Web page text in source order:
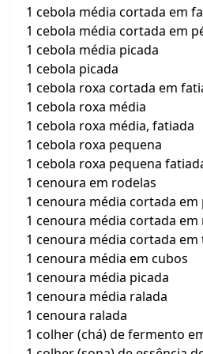
1 cebola média cortada em
1 cebola média cortada em
1 cebola média picada
1 cebola picada
1 cebola roxa cortada em
1 cebola roxa média
1 cebola roxa média, fatiada
1 cebola roxa pequena
1 cebola roxa pequena
1 cenoura em rodelas
1 cenoura média cortada em
1 cenoura média cortada em
1 cenoura média cortada em
1 cenoura média em cubos
1 cenoura média picada
1 cenoura média ralada
1 cenoura ralada
1 colher (chá) de fermento